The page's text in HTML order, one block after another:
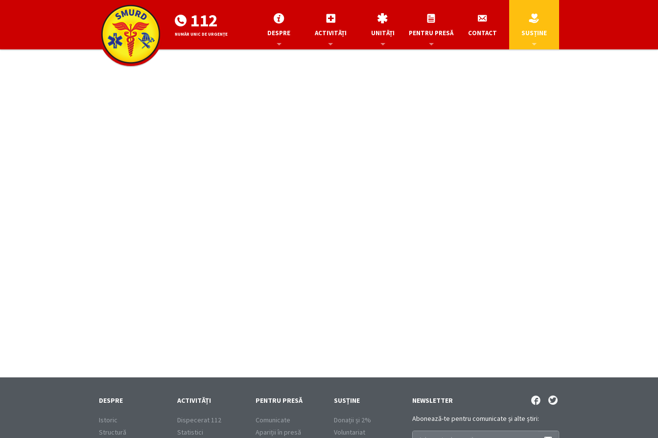
112
NUMĂR UNIC DE URGENȚE DESPRE ACTIVITĂȚI UNITĂȚI PENTRU PRESĂ CONTACT SUSȚINE
DESPRE
Istoric
Structură
ACTIVITĂȚI
Dispecerat 112
Statistici
PENTRU PRESĂ
Comunicate
Apariții în presă
SUSȚINE
Donații și 2%
Voluntariat
NEWSLETTER
Abonează-te pentru comunicate și alte știri: